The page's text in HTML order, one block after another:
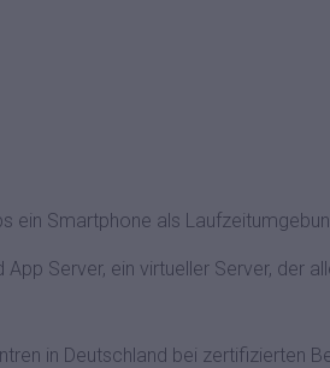
ein Smartphone als
Server, ein virtueller Server, der
in Deutschland bei zertifizierten